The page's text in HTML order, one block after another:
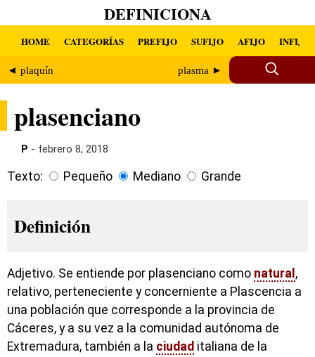
DEFINICIONA
HOME CATEGORÍAS PREFIJO SUFIJO AFIJO INFIJO
◄ plaquín plasma ►
plasenciano
P - febrero 8, 2018
Texto: Pequeño Mediano Grande
Definición
Adjetivo. Se entiende por plasenciano como natural ,
relativo, perteneciente y concerniente a Plascencia a
una población que corresponde a la provincia de
Cáceres, y a su vez a la comunidad autónoma de
Extremadura, también a la ciudad italiana de la